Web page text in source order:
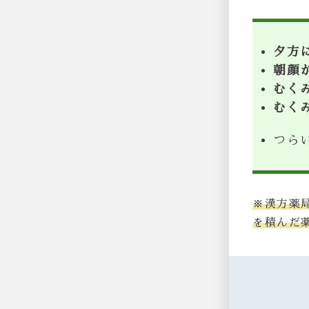
夕方
朝顔
むく
むく
つら
※漢方薬
を積んだ